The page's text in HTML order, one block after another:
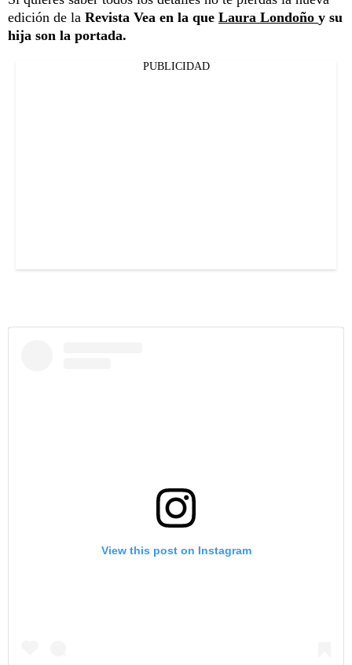
edición de la Revista Vea en la que Laura Londoño y su
hija son la portada.
PUBLICIDAD
View this post on Instagram